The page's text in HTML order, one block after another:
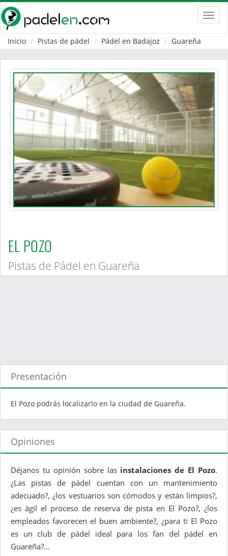
Inicio
Pistas de pádel Pádel en Badajoz Guareña
EL POZO
Pistas de Pádel en Guareña
Presentación
El Pozo podrás localizarlo en la ciudad de Guareña.
Opiniones
Déjanos tu opinión sobre las instalaciones de El Pozo.
¿Las pistas de pádel cuentan con un mantenimiento
adecuado?, ¿los vestuarios son cómodos y están limpios?,
¿es ágil el proceso de reserva de pista en El Pozo?, ¿los
empleados favorecen el buen ambiente?, ¿para ti El Pozo
es un club de pádel ideal para los fan del pádel en
Guareña?...